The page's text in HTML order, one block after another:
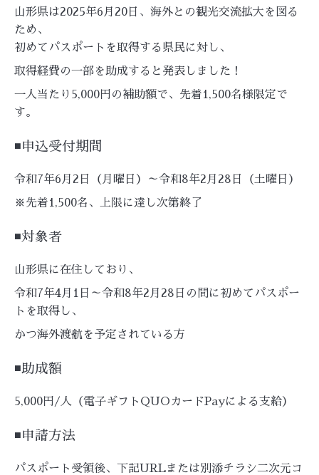
山形県は2025年6月20日、海外との観光交流拡大を図る
ため、
初めてパスポートを取得する県民に対し、
取得経費の一部を助成すると発表しました！
一人当たり5,000円の補助額で、先着1,500名様限定で
す。
◾️申込受付期間
令和7年6月2日（月曜日）～令和8年2月28日（土曜日）
※先着1,500名、上限に達し次第終了
◾️対象者
山形県に在住しており、
令和7年4月1日～令和8年2月28日の間に初めてパスポー
トを取得し、
かつ海外渡航を予定されている方
◾️ 助成額
5,000円/人（電子ギフトQUOカードPayによる支給）
◾️申請方法
パスポート受領後、下記URLまたは別添チラシ二次元コ